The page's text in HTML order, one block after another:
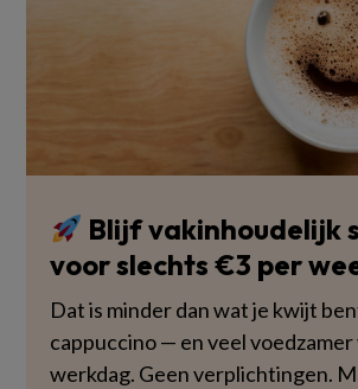
Blijf vakinhoudelijk
voor slechts €3 per
Dat is minder dan wat je kwijt
cappuccino — en veel voedzamer
werkdag. Geen verplichtingen.